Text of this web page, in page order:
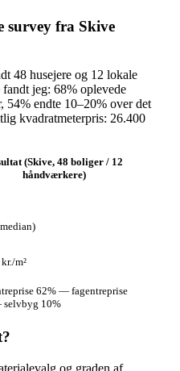
fra Skive
48 husejere og 12 lokale
jeg: 68% oplevede
54% endte 10–20% over det
kvadratmeterpris: 26.400
(Skive, 48 boliger / 12
håndværkere)
m²
62% — fagentreprise
10%
og graden af